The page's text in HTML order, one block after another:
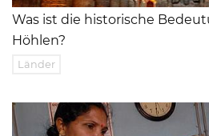
Was ist die historische
Höhlen?
Länder